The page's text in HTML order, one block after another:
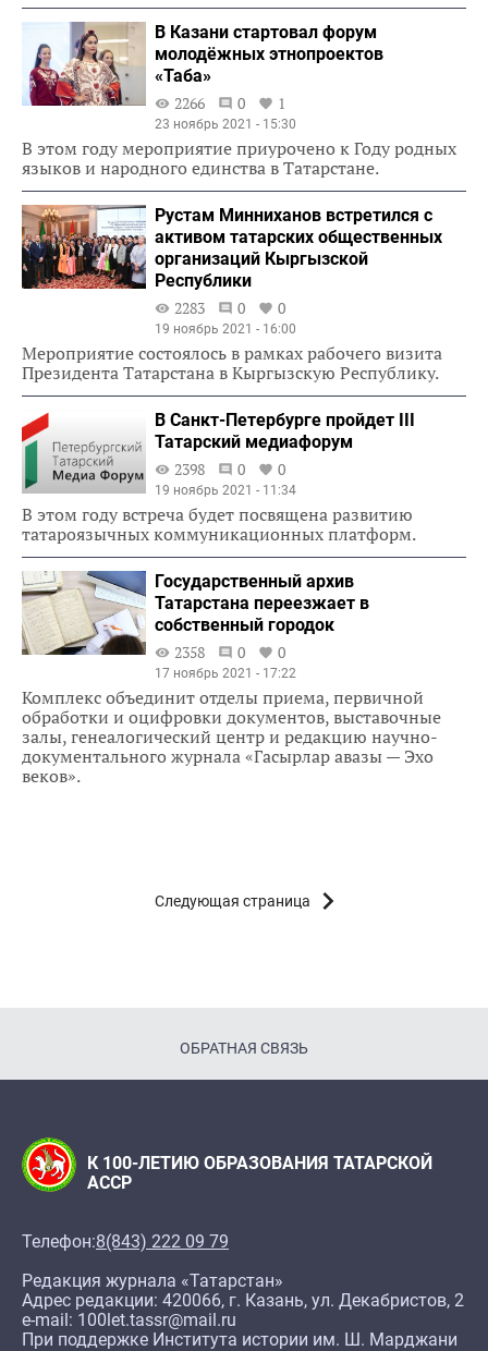
В Казани стартовал форум
молодёжных этнопроектов
«Таба»
2266
0 1
23 ноябрь 2021 - 15:30
В этом году мероприятие приурочено к Году родных
языков и народного единства в Татарстане.
Рустам Минниханов встретился с
активом татарских общественных
организаций Кыргызской
Республики
2283
0 0
19 ноябрь 2021 - 16:00
Мероприятие состоялось в рамках рабочего визита
Президента Татарстана в Кыргызскую Республику.
В Санкт-Петербурге пройдет III
Татарский медиафорум
2398
0 0
19 ноябрь 2021 - 11:34
В этом году встреча будет посвящена развитию
татароязычных коммуникационных платформ.
Государственный архив
Татарстана переезжает в
собственный городок
2358
0 0
17 ноябрь 2021 - 17:22
Комплекс объединит отделы приема, первичной
обработки и оцифровки документов, выставочные
залы, генеалогический центр и редакцию научно-
документального журнала «Гасырлар авазы — Эхо
веков».
Следующая страница
ОБРАТНАЯ СВЯЗЬ
К 100-ЛЕТИЮ ОБРАЗОВАНИЯ ТАТАРСКОЙ
АССР
Телефон:8(843) 222 09 79
Редакция журнала «Татарстан»
Адрес редакции: 420066, г. Казань, ул. Декабристов, 2
e-mail: 100let.tassr@mail.ru
При поддержке Института истории им. Ш. Марджани